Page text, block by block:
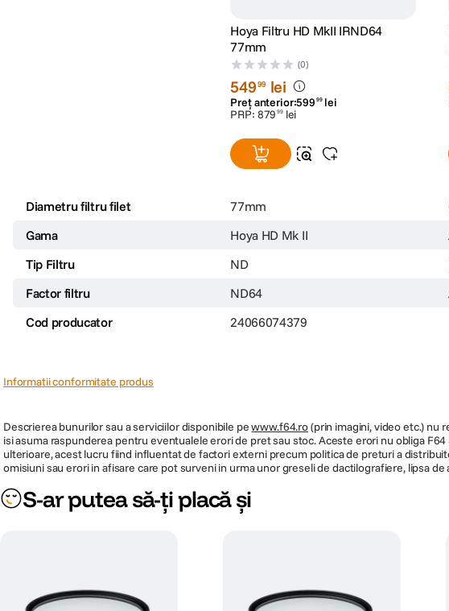
Hoya Filtru HD MkII IRND64
77mm
(0)
54999 lei
Preț anterior:599 99 lei
PRP: 879 99 lei
Diametru filtru filet 77mm
Gama
Hoya HD Mk II
Tip Filtru
ND
Factor filtru
ND64
Cod producator
24066074379
Informatii conformitate produs
Descrierea bunurilor sau a serviciilor disponibile pewww.f64.ro(prin imagini, video etc.) nu
isi asuma raspunderea pentru eventualele erori de pret sau stoc. Aceste erori nu obliga
ulterioare, acest lucru fiind influentat de factori externi precum politica de preturi a
omisiuni sau erori in afisare care pot surveni in urma unor greseli de dactilografiere, lipsa
S-ar putea să-ți placă și